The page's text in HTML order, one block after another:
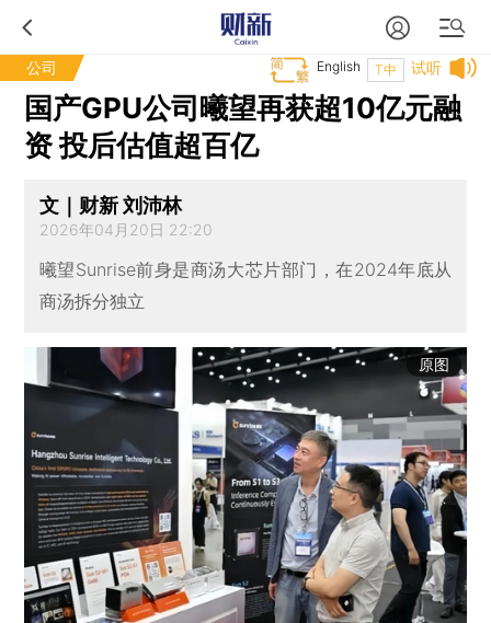
公司 试听
T中
English
国产GPU公司曦望再获超10亿元融
资 投后估值超百亿
文｜财新 刘沛林
2026年04月20日 22:20
曦望Sunrise前身是商汤大芯片部门，在2024年底从
商汤拆分独立
原图